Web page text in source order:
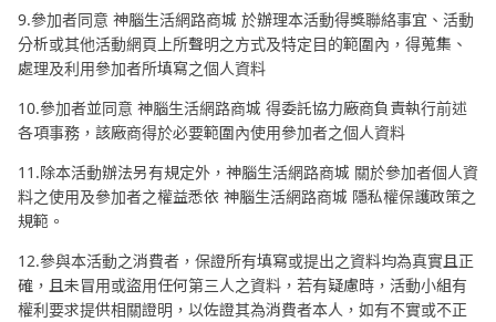
9.參加者同意 神腦生活網路商城 於辦理本活動得獎聯絡事宜、活動
分析或其他活動網頁上所聲明之方式及特定目的範圍內，得蒐集、
處理及利用參加者所填寫之個人資料
10.參加者並同意 神腦生活網路商城 得委託協力廠商負責執行前述
各項事務，該廠商得於必要範圍內使用參加者之個人資料
11.除本活動辦法另有規定外，神腦生活網路商城 關於參加者個人資
料之使用及參加者之權益悉依 神腦生活網路商城 隱私權保護政策之
規範。
12.參與本活動之消費者，保證所有填寫或提出之資料均為真實且正
確，且未冒用或盜用任何第三人之資料，若有疑慮時，活動小組有
權利要求提供相關證明，以佐證其為消費者本人，如有不實或不正